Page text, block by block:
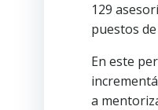
129
puestos
En este
a